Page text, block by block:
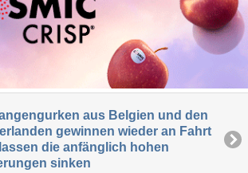
aus Belgien und den
gewinnen wieder an Fahrt
die anfänglich hohen
sinken